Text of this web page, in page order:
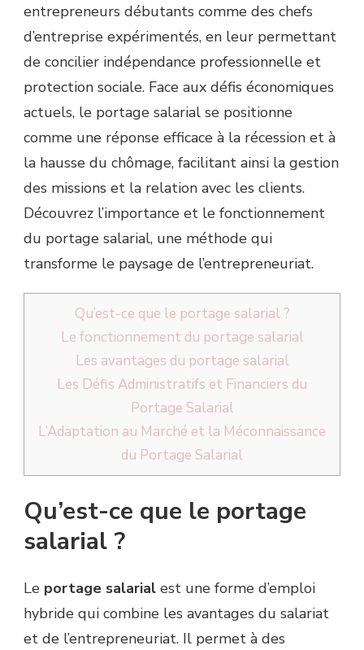
entrepreneurs débutants comme des chefs
d’entreprise expérimentés, en leur permettant
de concilier indépendance professionnelle et
protection sociale. Face aux défis économiques
actuels, le portage salarial se positionne
comme une réponse efficace à la récession et à
la hausse du chômage, facilitant ainsi la gestion
des missions et la relation avec les clients.
Découvrez l’importance et le fonctionnement
du portage salarial, une méthode qui
transforme le paysage de l’entrepreneuriat.
Qu’est-ce que le portage salarial ?
Le fonctionnement du portage salarial
Les avantages du portage salarial
Les Défis Administratifs et Financiers du
Portage Salarial
L’Adaptation au Marché et la Méconnaissance
du Portage Salarial
Qu’est-ce que le portage
salarial ?
Le portage salarial est une forme d’emploi
hybride qui combine les avantages du salariat
et de l’entrepreneuriat. Il permet à des